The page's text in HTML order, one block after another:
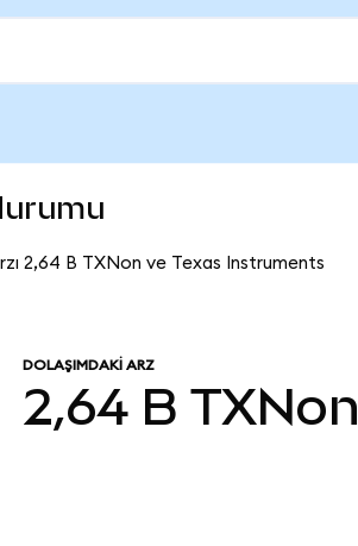
2,64 B TXNon ve Texas Instruments
DOLAŞIMDAKI ARZ
2,64 B TXNon